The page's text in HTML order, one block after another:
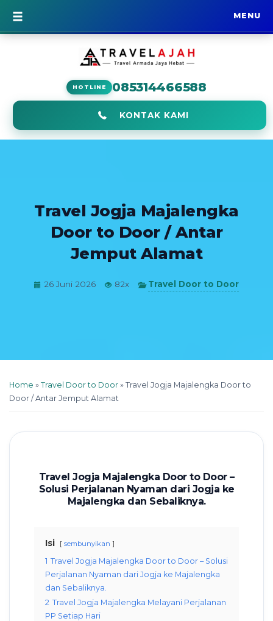
MENU
BERANDA
HOTLINE 085314466588
KONTAK KAMI
Travel Jogja Majalengka
Door to Door / Antar
Jemput Alamat
26 Juni 2026 82x Travel Door to Door
Home » Travel Door to Door » Travel Jogja Majalengka Door to
Door / Antar Jemput Alamat
Travel Jogja Majalengka Door to Door –
Solusi Perjalanan Nyaman dari Jogja ke
Majalengka dan Sebaliknya.
Isi sembunyikan
1 Travel Jogja Majalengka Door to Door – Solusi
Perjalanan Nyaman dari Jogja ke Majalengka
dan Sebaliknya.
2 Travel Jogja Majalengka Melayani Perjalanan
PP Setiap Hari